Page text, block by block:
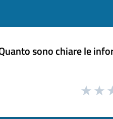
sono chiare le